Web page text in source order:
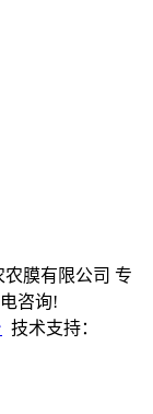
农膜有限公司 专
咨询!
技术支持：